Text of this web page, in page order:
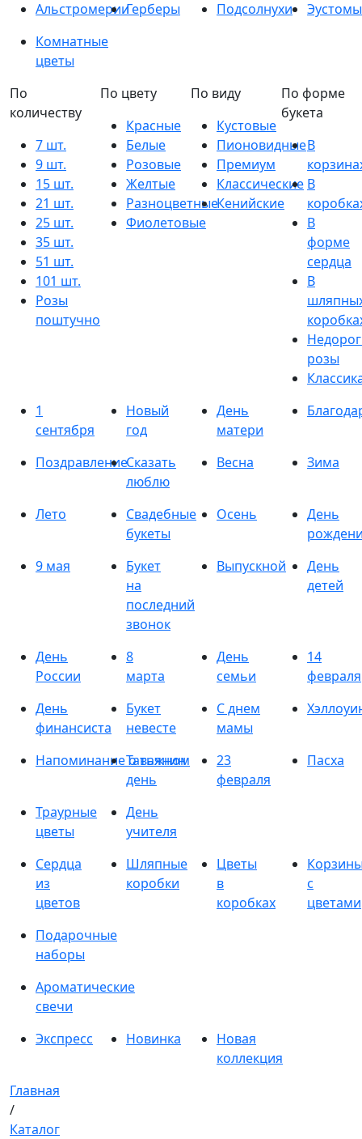
АльстромерииГерберы Подсолнухи
Эустомы
Комнатные
цветы
По
количеству
7 шт.
9 шт.
15 шт.
21 шт.
25 шт.
35 шт.
51 шт.
101 шт.
Розы
поштучно
По цвету
Красные
Белые
Розовые
Желтые
Разноцветные
Фиолетовые
По виду
Кустовые
Пионовидные
Премиум
Классические
Кенийские
По форме
букета
В
В
В
форме
сердца
В
розы
1
сентября
Новый
год
День
матери
ПоздравлениеСказать
люблю
Весна Зима
Лето
Свадебные
букеты
Осень
День
9 мая
Букет
на
последний
звонок
Выпускной
День
детей
День
России
8
марта
День
семьи
14
февраля
День
финансиста
Букет
невесте
С днем
мамы
Напоминание о важном
Татьянин
день
23
февраля
Пасха
Траурные
цветы
День
учителя
Сердца
из
цветов
Шляпные
коробки
Цветы
в
коробках
с
цветами
Подарочные
наборы
Ароматические
свечи
Экспресс
Новинка
Новая
коллекция
Главная
/
Каталог